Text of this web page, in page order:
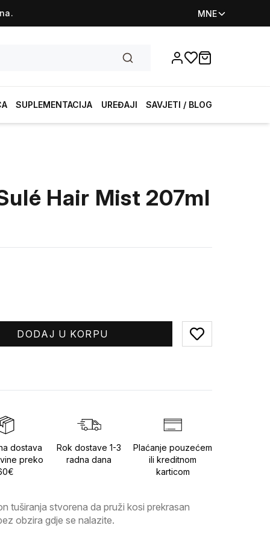
MNE
Favorites
items in cart,
SUPLEMENTACIJA UREĐAJI SAVJETI / BLOG
Hair Mist 207ml
DODAJ U KORPU
Add to favorites
dostava
preko
Rok dostave 1-3
radna dana
Plaćanje pouzećem
ili kreditnom
karticom
tuširanja stvorena da pruži kosi prekrasan
obzira gdje se nalazite.